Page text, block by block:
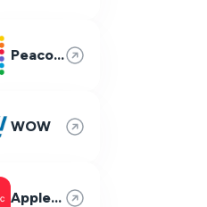
Peacock
WOW
Apple Music